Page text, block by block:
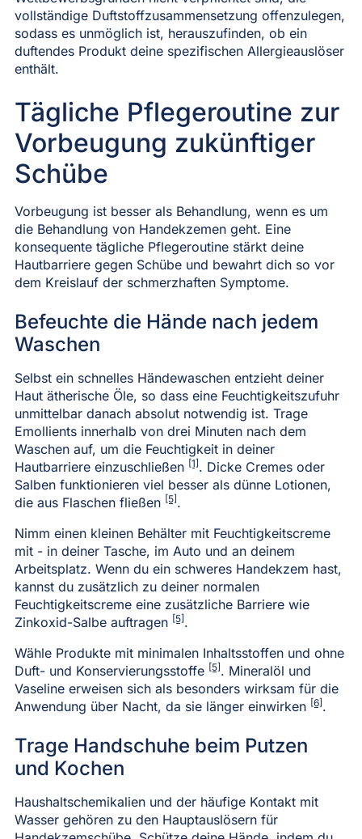
vollständige Duftstoffzusammensetzung offenzulegen,
sodass es unmöglich ist, herauszufinden, ob ein
duftendes Produkt deine spezifischen Allergieauslöser
enthält.
Tägliche Pflegeroutine zur
Vorbeugung zukünftiger
Schübe
Vorbeugung ist besser als Behandlung, wenn es um
die Behandlung von Handekzemen geht. Eine
konsequente tägliche Pflegeroutine stärkt deine
Hautbarriere gegen Schübe und bewahrt dich so vor
dem Kreislauf der schmerzhaften Symptome.
Befeuchte die Hände nach jedem
Waschen
Selbst ein schnelles Händewaschen entzieht deiner
Haut ätherische Öle, so dass eine Feuchtigkeitszufuhr
unmittelbar danach absolut notwendig ist. Trage
Emollients innerhalb von drei Minuten nach dem
Waschen auf, um die Feuchtigkeit in deiner
Hautbarriere einzuschließen [1] . Dicke Cremes oder
Salben funktionieren viel besser als dünne Lotionen,
die aus Flaschen fließen [5] .
Nimm einen kleinen Behälter mit Feuchtigkeitscreme
mit - in deiner Tasche, im Auto und an deinem
Arbeitsplatz. Wenn du ein schweres Handekzem hast,
kannst du zusätzlich zu deiner normalen
Feuchtigkeitscreme eine zusätzliche Barriere wie
Zinkoxid-Salbe auftragen [5] .
Wähle Produkte mit minimalen Inhaltsstoffen und ohne
Duft- und Konservierungsstoffe [5] . Mineralöl und
Vaseline erweisen sich als besonders wirksam für die
Anwendung über Nacht, da sie länger einwirken [6] .
Trage Handschuhe beim Putzen
und Kochen
Haushaltschemikalien und der häufige Kontakt mit
Wasser gehören zu den Hauptauslösern für